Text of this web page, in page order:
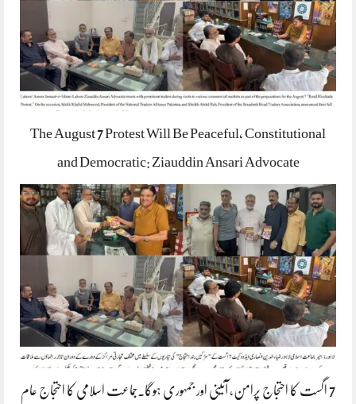
The August 7 Protest Will Be Peaceful, Constitutional
and Democratic: Ziauddin Ansari Advocate
7 اگست کا احتجاج پرامن، آئینی اور جمہوری ہوگا۔جماعت اسلامی کا احتجاج عام